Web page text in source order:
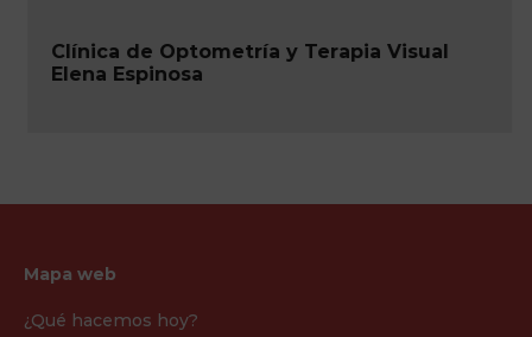
Clínica de Optometría y Terapia Visual
Elena Espinosa
Mapa web
¿Qué hacemos hoy?